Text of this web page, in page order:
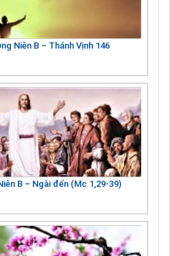
Niên B – Thánh Vịnh 146
B – Ngài đến (Mc 1,29-39)